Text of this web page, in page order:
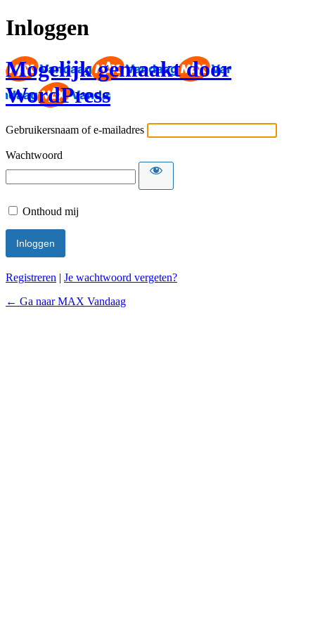
Inloggen
Mogelijk gemaakt door
WordPress
Gebruikersnaam of e-mailadres
Wachtwoord
Onthoud mij
Registreren | Je wachtwoord vergeten?
← Ga naar MAX Vandaag